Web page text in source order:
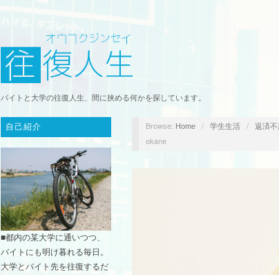
バイトと大学の往復人生、間に挟める何かを探しています。
自己紹介
■都内の某大学に通いつつ、
バイトにも明け暮れる毎日。
大学とバイト先を往復するだ
Browse: Home / 学生生活 / 返済
okane